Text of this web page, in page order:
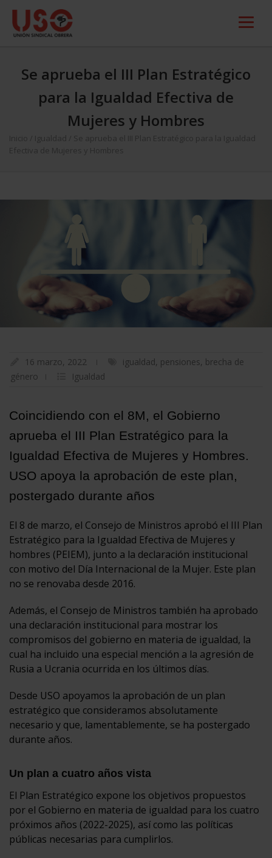
Se aprueba el III Plan Estratégico
para la Igualdad Efectiva de
Mujeres y Hombres
Inicio Igualdad
Se aprueba el III Plan Estratégico para la Igualdad
Efectiva de Mujeres y Hombres
16 marzo, 2022 igualdad, pensiones, brecha de
género
Igualdad
Coincidiendo con el 8M, el Gobierno
aprueba el III Plan Estratégico para la
Igualdad Efectiva de Mujeres y Hombres.
USO apoya la aprobación de este plan,
postergado durante años
El 8 de marzo, el Consejo de Ministros aprobó el III Plan
Estratégico para la Igualdad Efectiva de Mujeres y
hombres (PEIEM), junto a la declaración institucional
con motivo del Día Internacional de la Mujer. Este plan
no se renovaba desde 2016.
Además, el Consejo de Ministros también ha aprobado
una declaración institucional para mostrar los
compromisos del gobierno en materia de igualdad, la
cual ha incluido una especial mención a la agresión de
Rusia a Ucrania ocurrida en los últimos días.
Desde USO apoyamos la aprobación de un plan
estratégico que consideramos absolutamente
necesario y que, lamentablemente, se ha postergado
durante años.
Un plan a cuatro años vista
El Plan Estratégico expone los objetivos propuestos
por el Gobierno en materia de igualdad para los cuatro
próximos años (2022-2025), así como las políticas
públicas necesarias para cumplirlos.